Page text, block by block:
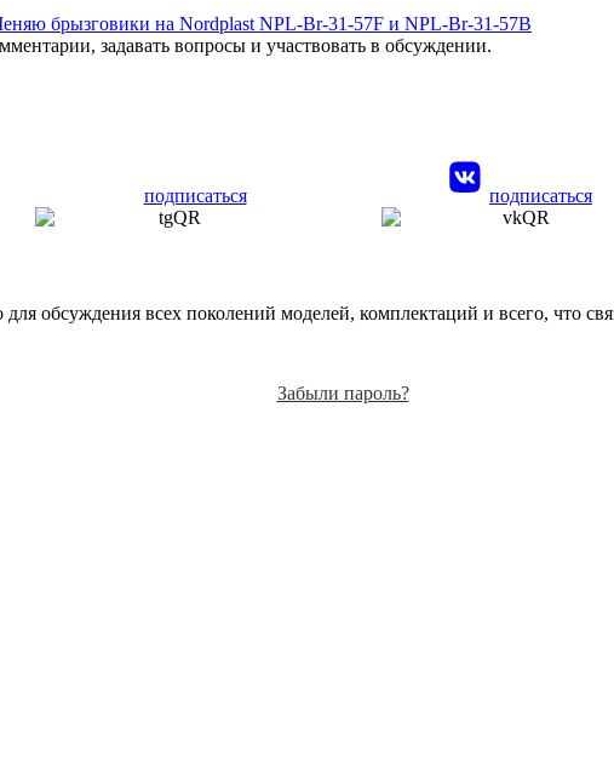
брызговики на Nordplast NPL-Br-31-57F и NPL-Br-31-57B
задавать вопросы и участвовать в обсуждении.
подписаться подписаться
обсуждения всех поколений моделей, комплектаций и всего, что
Забыли пароль?